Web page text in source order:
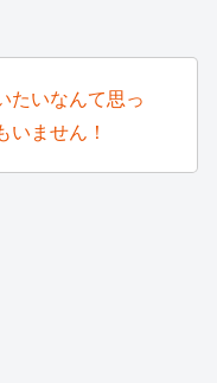
たいなんて思っ
ません！